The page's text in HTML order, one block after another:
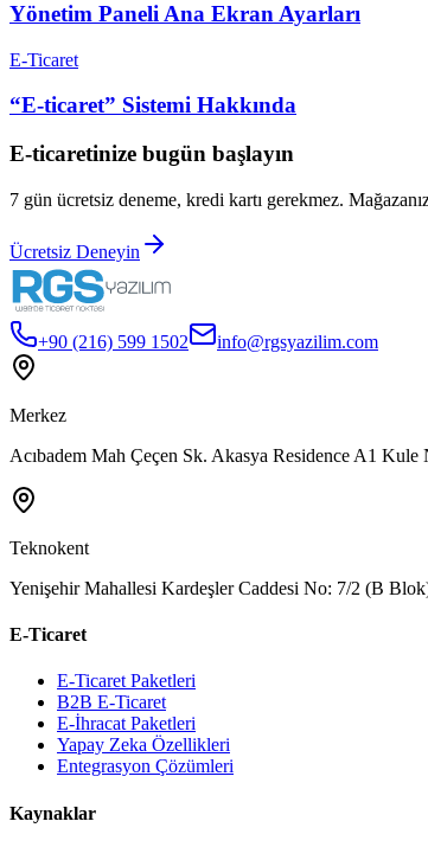
Yönetim Paneli Ana Ekran Ayarları
E-Ticaret
“E-ticaret” Sistemi Hakkında
E-ticaretinize bugün başlayın
7 gün ücretsiz deneme, kredi kartı gerekmez.
Ücretsiz Deneyin
+90 (216) 599 1502 info@rgsyazilim.com
Merkez
Acıbadem Mah Çeçen Sk. Akasya Residence A1
Teknokent
Yenişehir Mahallesi Kardeşler Caddesi No: 7/2 (B
E-Ticaret
E-Ticaret Paketleri
B2B E-Ticaret
E-İhracat Paketleri
Yapay Zeka Özellikleri
Entegrasyon Çözümleri
Kaynaklar